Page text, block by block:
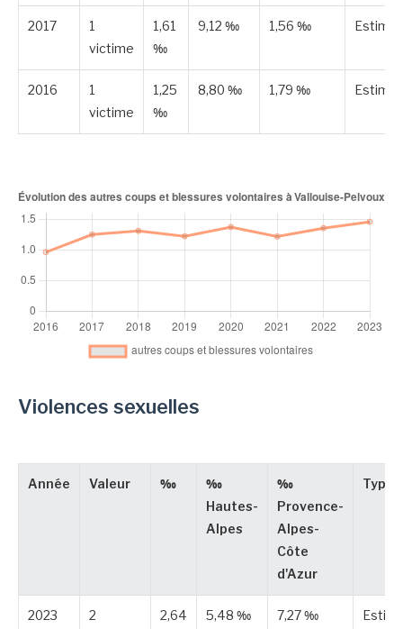
2017
1
victime
1,61
‰
9,12 ‰ 1,56 ‰
2016
1
victime
1,25
‰
8,80 ‰ 1,79 ‰
Violences sexuelles
Année Valeur ‰
‰
Hautes-
Alpes
‰
Provence-
Alpes-
Côte
d'Azur
Type
2023
2
2,64
5,48 ‰ 7,27 ‰